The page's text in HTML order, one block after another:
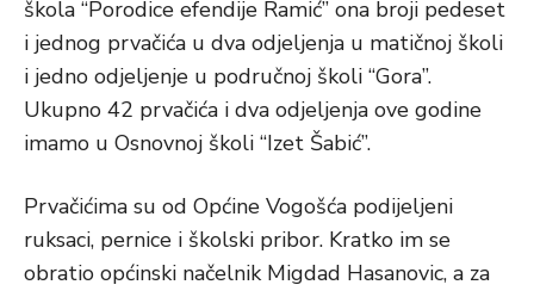
škola “Porodice efendije Ramić” ona broji pedeset
i jednog prvačića u dva odjeljenja u matičnoj školi
i jedno odjeljenje u područnoj školi “Gora”.
Ukupno 42 prvačića i dva odjeljenja ove godine
imamo u Osnovnoj školi “Izet Šabić”.
Prvačićima su od Općine Vogošća podijeljeni
ruksaci, pernice i školski pribor. Kratko im se
obratio općinski načelnik Migdad Hasanovic, a za